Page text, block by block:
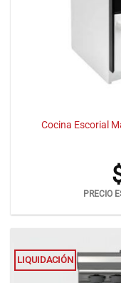
Cocina Escorial
PRECIO
LIQUIDACIÓN